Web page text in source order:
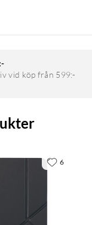
vid köp från 599:-
6